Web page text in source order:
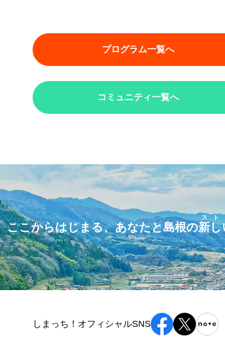
プログラム一覧へ
コミュニティ一覧へ
ここからはじまる、あなたと島根の新し
スト
しまっち！オフィシャルSNS